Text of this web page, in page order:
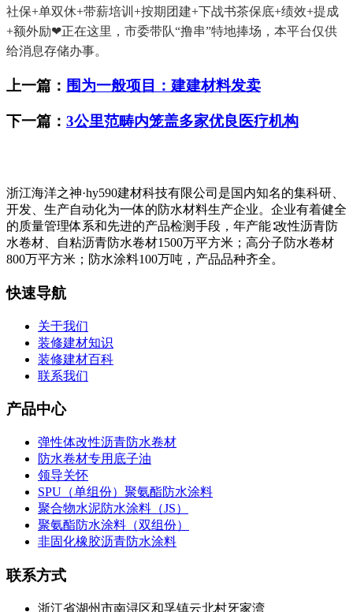
社保+单双休+带薪培训+按期团建+下战书茶保底+绩效+提成
+额外励❤正在这里，市委带队“撸串”特地捧场，本平台仅供
给消息存储办事。
上一篇： 围为一般项目：建建材料发卖
下一篇： 3公里范畴内笼盖多家优良医疗机构
浙江海洋之神·hy590建材科技有限公司是国内知名的集科研、
开发、生产自动化为一体的防水材料生产企业。企业有着健全
的质量管理体系和先进的产品检测手段，年产能∶改性沥青防
水卷材、自粘沥青防水卷材1500万平方米；高分子防水卷材
800万平方米；防水涂料100万吨，产品品种齐全。
快速导航
关于我们
装修建材知识
装修建材百科
联系我们
产品中心
弹性体改性沥青防水卷材
防水卷材专用底子油
领导关怀
SPU（单组份）聚氨酯防水涂料
聚合物水泥防水涂料（JS）
聚氨酯防水涂料（双组份）
非固化橡胶沥青防水涂料
联系方式
浙江省湖州市南浔区和孚镇云北村牙家湾